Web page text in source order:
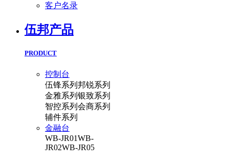
客户名录
伍邦产品
PRODUCT
控制台
伍锋系列 邦锐系列
金雅系列 银致系列
智控系列 会商系列
辅件系列
金融台
WB-JR01WB-
JR02WB-JR05